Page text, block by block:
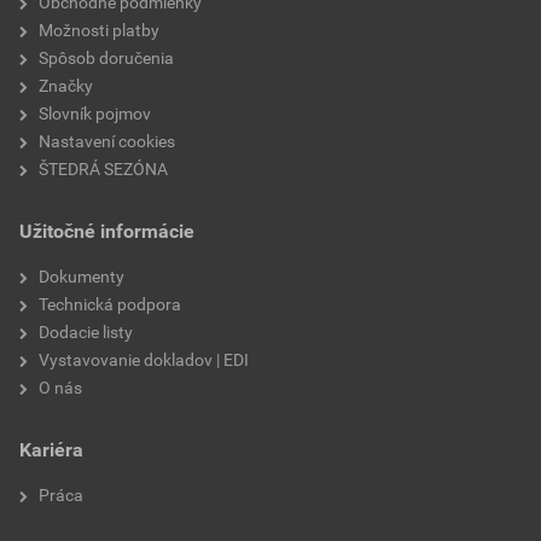
typ
množstvo na palete
značka
Možnosti platby
Spôsob doručenia
Značky
Slovník pojmov
Nastavení cookies
ŠTEDRÁ SEZÓNA
Užitočné informácie
Dokumenty
Technická podpora
Dodacie listy
Vystavovanie dokladov | EDI
O nás
Kariéra
Práca